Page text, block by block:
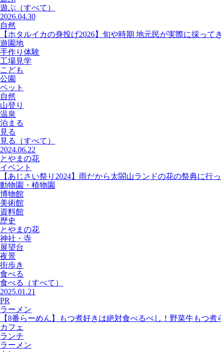
遊ぶ （すべて）
2026.04.30
自然
【ホタルイカの身投げ2026】旬や時期 地元民が実際に採って
遊園地
手作り体験
工場見学
こども
公園
ペット
自然
山登り
温泉
泊まる
見る
見る
（すべて）
2024.06.22
とやまの花
イベント
【あじさい祭り2024】雨だから太閤山ランドの花の祭典に行
動物園・植物園
博物館
美術館
資料館
歴史
とやまの花
神社・寺
展望台
夜景
街歩き
食べる
食べる
（すべて）
2025.01.21
PR
ラーメン
【8番らーめん】もつ煮好きは絶対食べるべし！野菜牛もつ
カフェ
ランチ
ラーメン